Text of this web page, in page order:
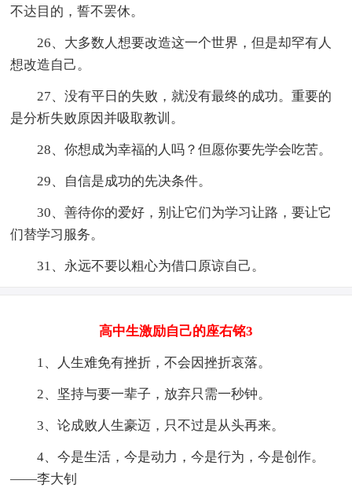
不达目的，誓不罢休。
26、大多数人想要改造这一个世界，但是却罕有人
想改造自己。
27、没有平日的失败，就没有最终的成功。重要的
是分析失败原因并吸取教训。
28、你想成为幸福的人吗？但愿你要先学会吃苦。
29、自信是成功的先决条件。
30、善待你的爱好，别让它们为学习让路，要让它
们替学习服务。
31、永远不要以粗心为借口原谅自己。
高中生激励自己的座右铭3
1、人生难免有挫折，不会因挫折哀落。
2、坚持与要一辈子，放弃只需一秒钟。
3、论成败人生豪迈，只不过是从头再来。
4、今是生活，今是动力，今是行为，今是创作。
——李大钊